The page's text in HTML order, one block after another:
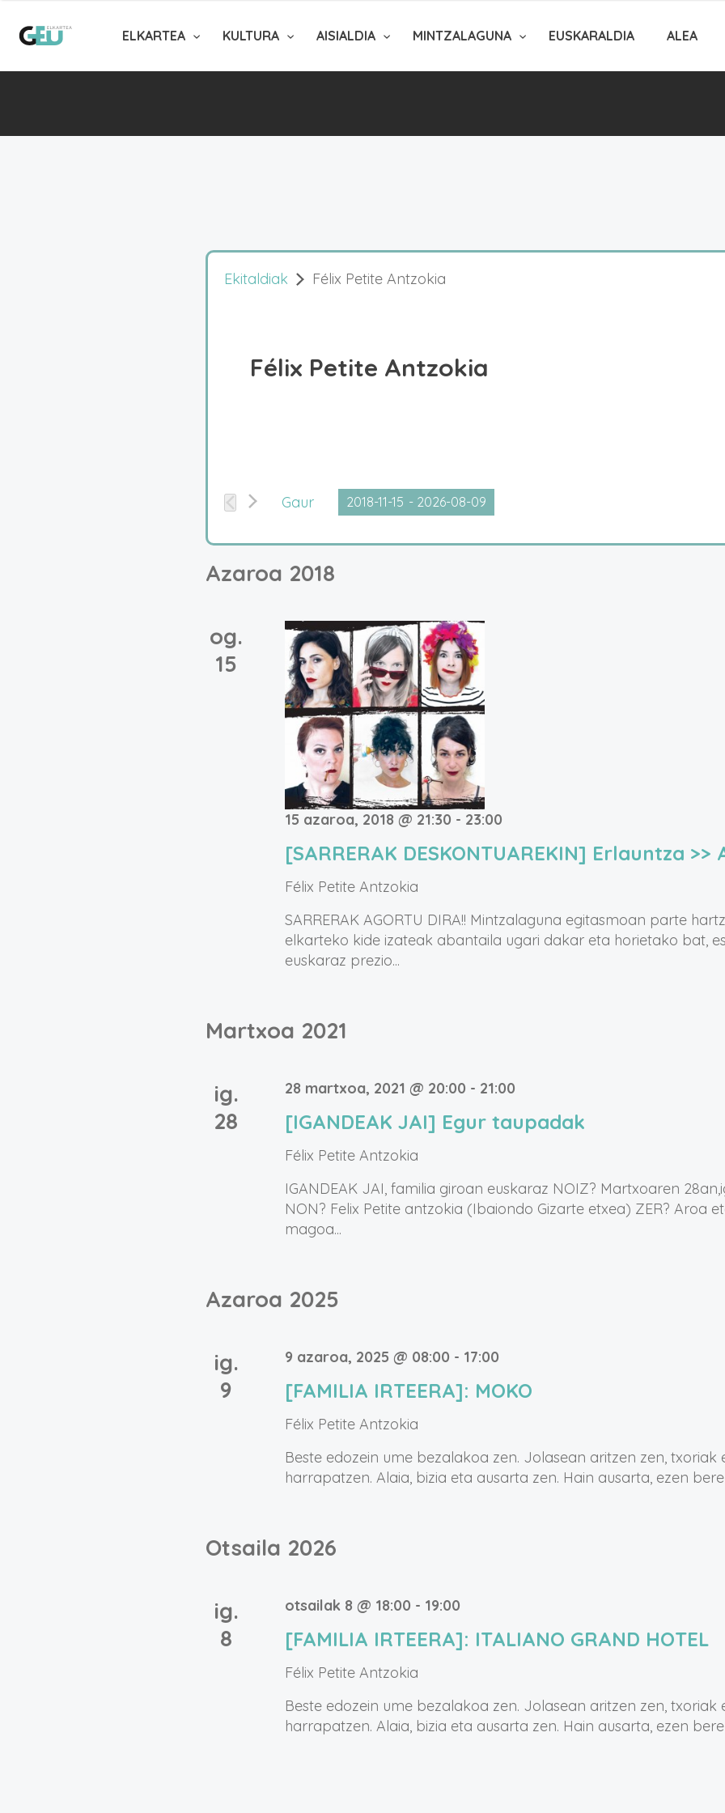
ELKARTEA KULTURA AISIALDIA MINTZALAGUNA EUSKARALDIA ALEA
Ekitaldiak Félix Petite Antzokia
Félix Petite Antzokia
Gaur 2018-11-15 - 2026-08-09
data
Azaroa 2018
og.
15
15 azaroa, 2018 @ 21:30 - 23:00
[SARRERAK DESKONTUAREKIN] Erlauntza >>
Félix Petite Antzokia
SARRERAK AGORTU DIRA!! Mintzalaguna egitasmoan parte
elkarteko kide izateak abantaila ugari dakar eta horietako bat,
euskaraz prezio...
Martxoa 2021
ig.
28
28 martxoa, 2021 @ 20:00 - 21:00
[IGANDEAK JAI] Egur taupadak
Félix Petite Antzokia
IGANDEAK JAI, familia giroan euskaraz NOIZ? Martxoaren
NON? Felix Petite antzokia (Ibaiondo Gizarte etxea) ZER? Aroa
magoa...
Azaroa 2025
ig.
9
9 azaroa, 2025 @ 08:00 - 17:00
[FAMILIA IRTEERA]: MOKO
Félix Petite Antzokia
Beste edozein ume bezalakoa zen. Jolasean aritzen zen, txoriak
harrapatzen. Alaia, bizia eta ausarta zen. Hain ausarta, ezen
Otsaila 2026
ig.
8
otsailak 8 @ 18:00 - 19:00
[FAMILIA IRTEERA]: ITALIANO GRAND HOTEL
Félix Petite Antzokia
Beste edozein ume bezalakoa zen. Jolasean aritzen zen, txoriak
harrapatzen. Alaia, bizia eta ausarta zen. Hain ausarta, ezen